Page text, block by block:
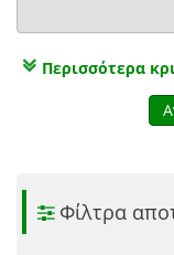
Περισσότερα
Φίλτρα